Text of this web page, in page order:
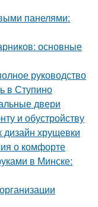
панелями:
основные
руководство
в Ступино
двери
и обустройству
дизайн хрущевки
о комфорте
в Минске: